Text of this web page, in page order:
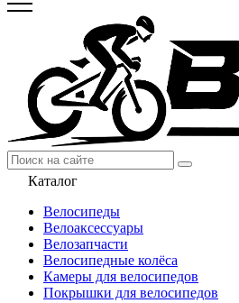
Каталог
Велосипеды
Велоаксессуары
Велозапчасти
Велосипедные колёса
Камеры для велосипедов
Покрышки для велосипедов